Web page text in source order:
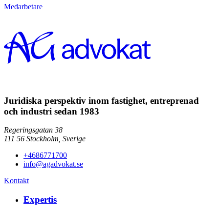
Medarbetare
Juridiska perspektiv inom fastighet, entreprenad
och industri sedan 1983
Regeringsgatan 38
111 56 Stockholm, Sverige
+4686771700
info@agadvokat.se
Kontakt
Expertis